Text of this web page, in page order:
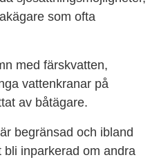
som ofta
med färskvatten,
vattenkranar på
av båtägare.
begränsad och ibland
bli inparkerad om andra